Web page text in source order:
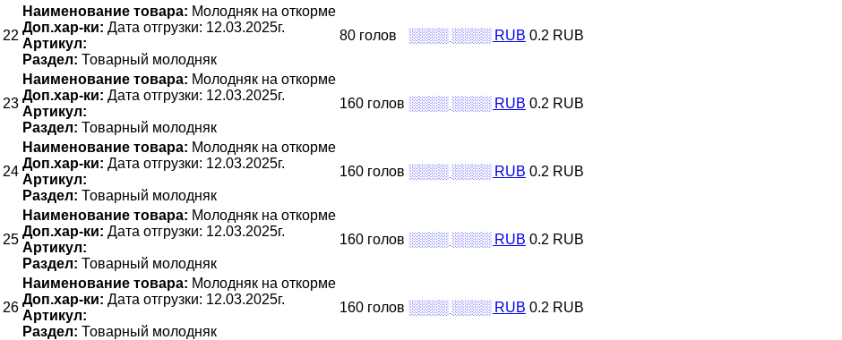
22
Наименование товара: Молодняк на откорме
Доп.хар-ки: Дата отгрузки: 12.03.2025г.
Артикул:
Раздел: Товарный молодняк
80 голов ░░░░ ░░░░ RUB 0.2 RUB
23
Наименование товара: Молодняк на откорме
Доп.хар-ки: Дата отгрузки: 12.03.2025г.
Артикул:
Раздел: Товарный молодняк
160 голов ░░░░ ░░░░ RUB 0.2 RUB
24
Наименование товара: Молодняк на откорме
Доп.хар-ки: Дата отгрузки: 12.03.2025г.
Артикул:
Раздел: Товарный молодняк
160 голов ░░░░ ░░░░ RUB 0.2 RUB
25
Наименование товара: Молодняк на откорме
Доп.хар-ки: Дата отгрузки: 12.03.2025г.
Артикул:
Раздел: Товарный молодняк
160 голов ░░░░ ░░░░ RUB 0.2 RUB
26
Наименование товара: Молодняк на откорме
Доп.хар-ки: Дата отгрузки: 12.03.2025г.
Артикул:
Раздел: Товарный молодняк
160 голов ░░░░ ░░░░ RUB 0.2 RUB